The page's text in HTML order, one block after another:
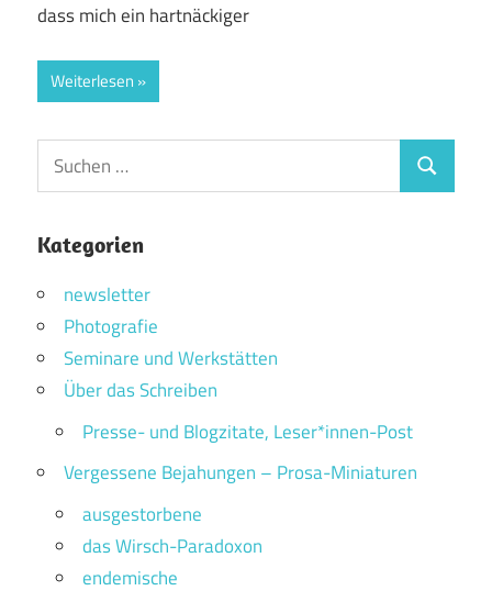
dass mich ein hartnäckiger
Weiterlesen
Suchen
nach:
Suchen
Kategorien
newsletter
Photografie
Seminare und Werkstätten
Über das Schreiben
Presse- und Blogzitate, Leser*innen-Post
Vergessene Bejahungen – Prosa-Miniaturen
ausgestorbene
das Wirsch-Paradoxon
endemische